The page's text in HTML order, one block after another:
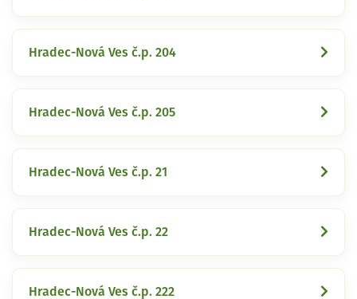
Hradec-Nová Ves č.p. 204
Hradec-Nová Ves č.p. 205
Hradec-Nová Ves č.p. 21
Hradec-Nová Ves č.p. 22
Hradec-Nová Ves č.p. 222